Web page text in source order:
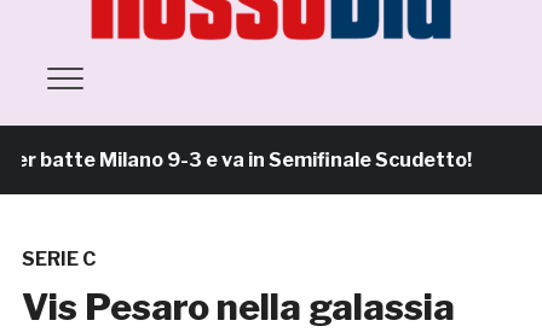
batte Milano 9-3 e va in Semifinale Scudetto!
SERIE C
Vis Pesaro nella galassia